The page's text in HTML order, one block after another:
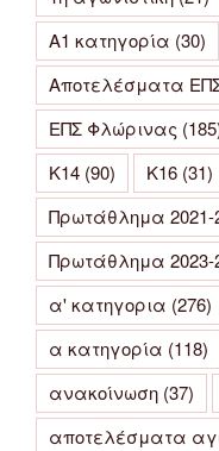
Α1 κατηγορία (30)
Αποτελέσματα
ΕΠΣ Φλώρινας
Κ14 (90) Κ16 (31)
Πρωτάθλημα 2021-
Πρωτάθλημα 2023-
α' κατηγορια (276)
α κατηγορία (118)
ανακοίνωση (37)
αποτελέσματα